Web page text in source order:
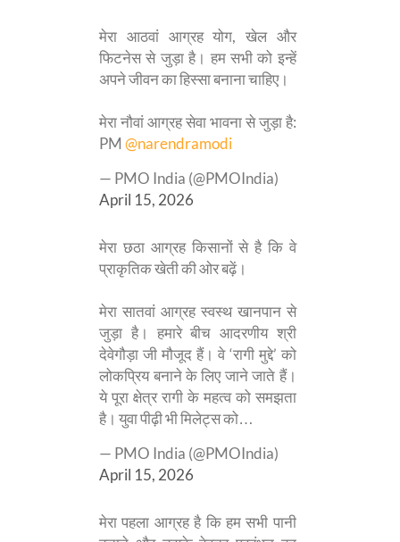
मेरा आठवां आग्रह योग, खेल और
फिटनेस से जुड़ा है। हम सभी को इन्हें
अपने जीवन का हिस्सा बनाना चाहिए।
मेरा नौवां आग्रह सेवा भावना से जुड़ा है:
PM@narendramodi
— PMO India (@PMOIndia)
April 15, 2026
मेरा छठा आग्रह किसानों से है कि वे
प्राकृतिक खेती की ओर बढ़ें।
मेरा सातवां आग्रह स्वस्थ खानपान से
जुड़ा है। हमारे बीच आदरणीय श्री
देवेगौड़ा जी मौजूद हैं। वे ‘रागी मुद्दे’ को
लोकप्रिय बनाने के लिए जाने जाते हैं।
ये पूरा क्षेत्र रागी के महत्व को समझता
है। युवा पीढ़ी भी मिलेट्स को…
— PMO India (@PMOIndia)
April 15, 2026
मेरा पहला आग्रह है कि हम सभी पानी